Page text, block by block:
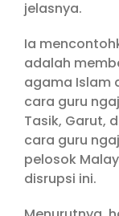
jelasnya.
Ia
adalah
agama Islam
cara guru
Tasik, Garut,
cara guru
pelosok
disrupsi ini.